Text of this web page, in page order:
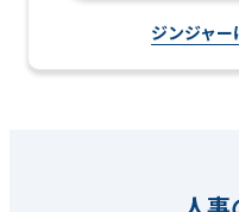
ジンジャ